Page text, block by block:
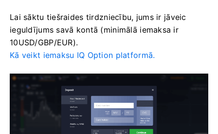
Lai sāktu tiešraides tirdzniecību, jums ir jāveic
ieguldījums savā kontā (minimālā iemaksa ir
10USD/GBP/EUR).
Kā veikt iemaksu IQ Option platformā.